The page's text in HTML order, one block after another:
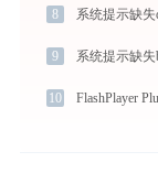
8 系统提示缺
9 系统提示缺
10